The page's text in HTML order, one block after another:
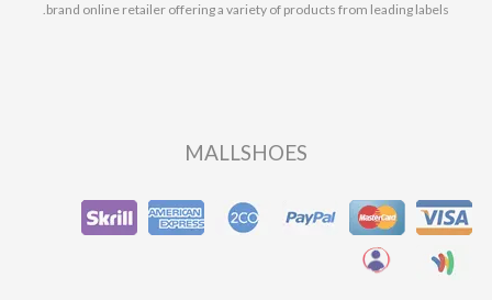
brand online retailer offering a variety of products from leading labels.
MALLSHOES